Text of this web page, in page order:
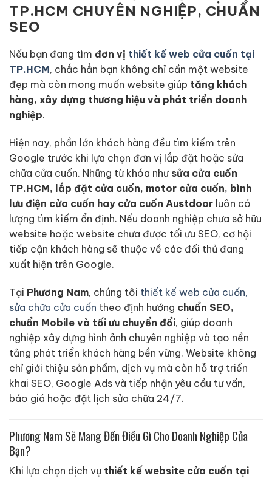
TP.HCM CHUYÊN NGHIỆP, CHUẨN
SEO
Nếu bạn đang tìm đơn vị thiết kế web cửa cuốn tại
TP.HCM, chắc hẳn bạn không chỉ cần một website
đẹp mà còn mong muốn website giúp tăng khách
hàng, xây dựng thương hiệu và phát triển doanh
nghiệp.
Hiện nay, phần lớn khách hàng đều tìm kiếm trên
Google trước khi lựa chọn đơn vị lắp đặt hoặc sửa
chữa cửa cuốn. Những từ khóa như sửa cửa cuốn
TP.HCM, lắp đặt cửa cuốn, motor cửa cuốn, bình
lưu điện cửa cuốn hay cửa cuốn Austdoor luôn có
lượng tìm kiếm ổn định. Nếu doanh nghiệp chưa sở hữu
website hoặc website chưa được tối ưu SEO, cơ hội
tiếp cận khách hàng sẽ thuộc về các đối thủ đang
xuất hiện trên Google.
Tại Phương Nam, chúng tôi thiết kế web cửa cuốn,
sửa chữa cửa cuốn theo định hướng chuẩn SEO,
chuẩn Mobile và tối ưu chuyển đổi, giúp doanh
nghiệp xây dựng hình ảnh chuyên nghiệp và tạo nền
tảng phát triển khách hàng bền vững. Website không
chỉ giới thiệu sản phẩm, dịch vụ mà còn hỗ trợ triển
khai SEO, Google Ads và tiếp nhận yêu cầu tư vấn,
báo giá hoặc đặt lịch sửa chữa 24/7.
Phương Nam Sẽ Mang Đến Điều Gì Cho Doanh Nghiệp Của
Bạn?
Khi lựa chọn dịch vụ thiết kế website cửa cuốn tại